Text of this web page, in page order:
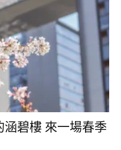
碧樓 來一場春季